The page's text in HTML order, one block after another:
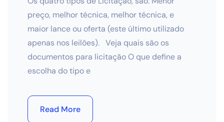
preço, melhor técnica, melhor técnica, e
maior lance ou oferta (este último utilizado
apenas nos leilões). Veja quais são os
documentos para licitação O que define a
escolha do tipo e
Read More